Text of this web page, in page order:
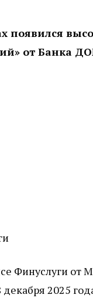
появился
от Банка
Финуслуги от
декабря 2025